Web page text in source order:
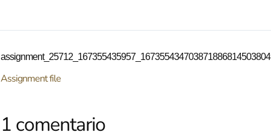
Assignment file
1 comentario